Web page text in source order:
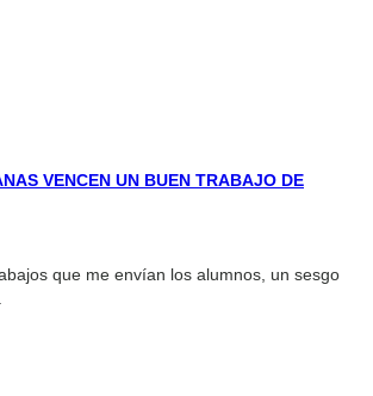
VENCEN UN BUEN TRABAJO DE
que me envían los alumnos, un sesgo